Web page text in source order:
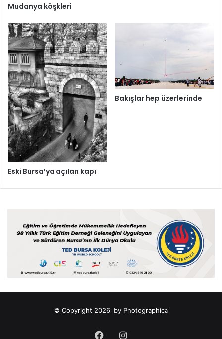
Mudanya köşkleri
Eski Bursa’ya açılan kapı
Bakışlar hep üzerlerinde
© Copyright 2026, by Photographica
FacebookInstagram